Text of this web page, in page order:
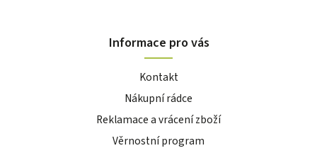
Informace pro vás
Kontakt
Nákupní rádce
Reklamace a vrácení zboží
Věrnostní program